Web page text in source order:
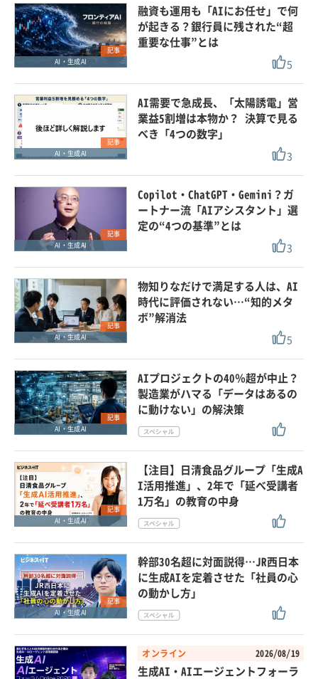
記事
AI・生成AI
融資も運用も「AIにお任せ」で何
が起きる？銀行員に残された“超
重要な仕事”とは
5
記事
AI・生成AI
AI需要で急成長、「太陽誘電」営
業益5割増は本物か？ 決算で見る
べき「4つの数字」
3
記事
AI・生成AI
Copilot・ChatGPT・Gemini？ガ
ートナー流「AIアシスタント」選
定の“4つの基準”とは
3
記事
AI・生成AI
物知りなだけで満足する人は、AI
時代に評価されない…“知的メタ
ボ”解消法
5
記事
AI・生成AI
AIプロジェクトの40％超が中止？
製造業がハマる「データはあるの
に動けない」の解決策
記事
AI・生成AI
【注目】日清食品グループ「生成A
I活用推進」、2年で「延べ受講者
1万名」の教育の中身
記事
AI・生成AI
幹部30名超に対面説得…JR西日本
に生成AIを定着させた「社員の心
の動かし方」
オンライン 2026/08/19
生成AI・AIエージェントフォーラ